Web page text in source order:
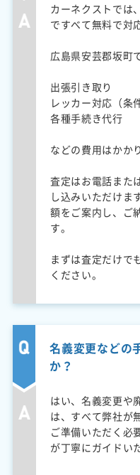
カーネクストでは
ですべて無料で対
広島県安芸郡坂町
出張引き取り
レッカー対応（条
各種手続き代行
などの費用はかか
査定はお電話また
し込みいただけま
額をご案内し、ご
す。
まずは査定だけで
ください。
名義変更などの
か？
はい、名義変更や
は、すべて弊社が
ご準備いただく必
が丁寧にガイドい